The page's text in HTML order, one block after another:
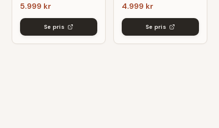
5.999 kr
Se pris
grø/Sort
4.999 kr
Se pris